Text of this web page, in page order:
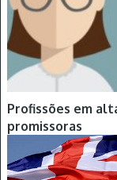
Profissões em
promissoras